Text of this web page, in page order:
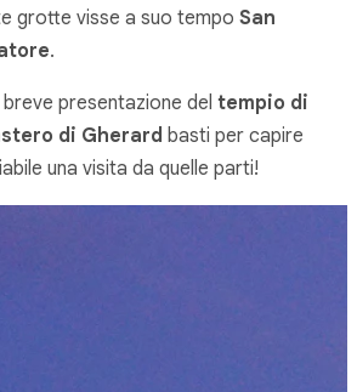
grotte visse a suo tempo San
.
presentazione del tempio di
di Gherard basti per capire
una visita da quelle parti!